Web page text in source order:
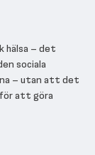
hälsa – det
sociala
– utan att det
att göra